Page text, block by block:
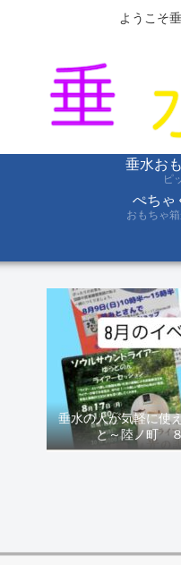
ようこそ
垂水お
ピ
ぺちゃ
おもちゃ
垂水の人が気軽に使
と～陸ノ町